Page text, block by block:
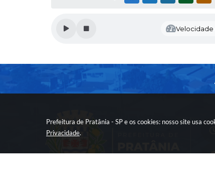
Prefeitura de Pratânia - SP e os cookies: nosso site usa
Privacidade.
Velocidade